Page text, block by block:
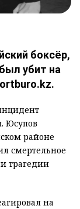
боксёр,
убит на
Юсупов
районе
смертельное
трагедии
на